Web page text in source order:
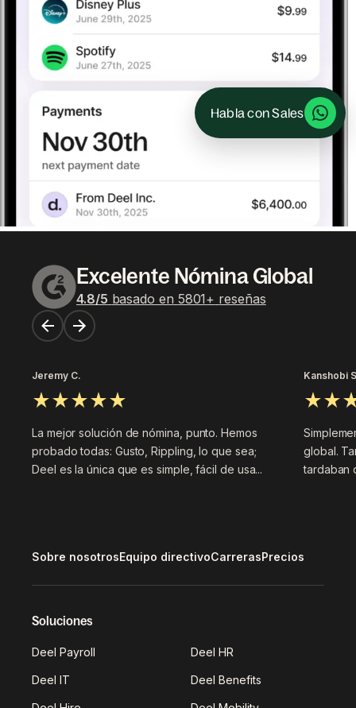
Excelente Nómina Global
4.8/5 basado en 5801+ reseñas
Jeremy C.
La mejor solución de nómina, punto. Hemos
probado todas: Gusto, Rippling, lo que sea;
Deel es la única que es simple, fácil de usa...
Kanshobi
global.
tardaban
Habla con Sales
Sobre nosotrosEquipo directivoCarrerasPrecios
Soluciones
Deel Payroll Deel HR
Deel IT Deel Benefits